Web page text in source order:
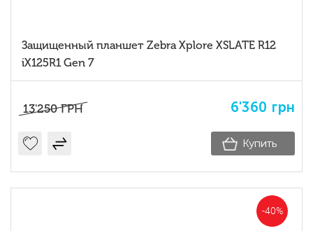
Защищенный планшет Zebra Xplore XSLATE R12
iX125R1 Gen 7
13'250 ГРН 6'360 грн
Купить
-40%